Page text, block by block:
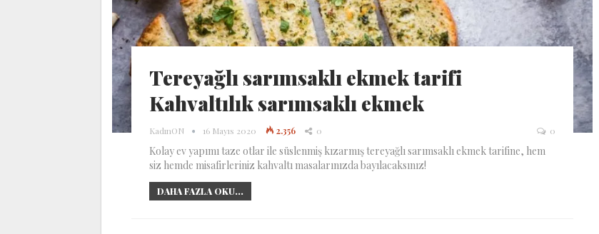
Tereyağlı sarımsaklı ekmek tarifi
Kahvaltılık sarımsaklı ekmek
KadınON 16 Mayıs 2020 2.356 0 0
Kolay ev yapımı taze otlar ile süslenmiş kızarmış tereyağlı sarımsaklı ekmek tarifine, hem
siz hemde misafirleriniz kahvaltı masalarınızda bayılacaksınız!
DAHA FAZLA OKU...